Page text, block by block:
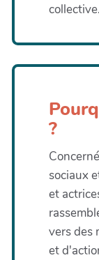
collective.
?
sociaux
et
vers des
et